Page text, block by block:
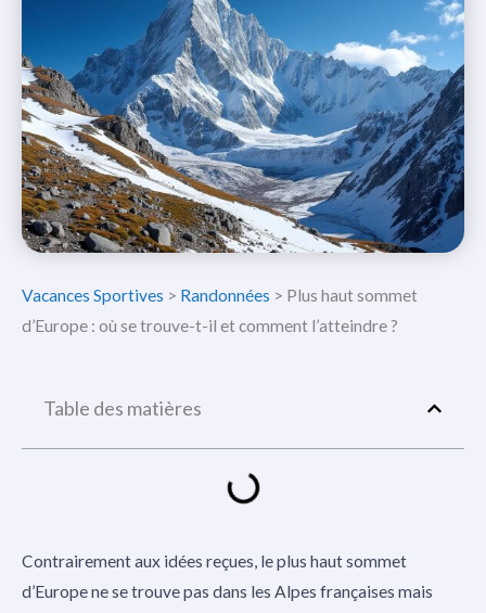
Vacances Sportives > Randonnées > Plus haut sommet
d’Europe : où se trouve-t-il et comment l’atteindre ?
Table des matières
Contrairement aux idées reçues, le plus haut sommet
d’Europe ne se trouve pas dans les Alpes françaises mais